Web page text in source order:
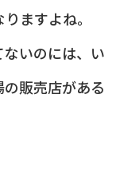
ますよね。
いのには、い
販売店がある